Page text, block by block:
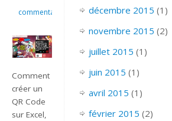
commentaire
Comment
créer un
QR Code
sur Excel,
décembre 2015 (1)
novembre 2015 (2)
juillet 2015 (1)
juin 2015 (1)
avril 2015 (1)
février 2015 (2)